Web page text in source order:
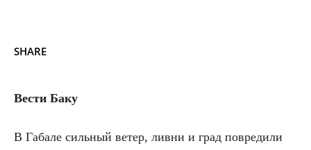
SHARE
Вести Баку
В Габале сильный ветер, ливни и град повредили